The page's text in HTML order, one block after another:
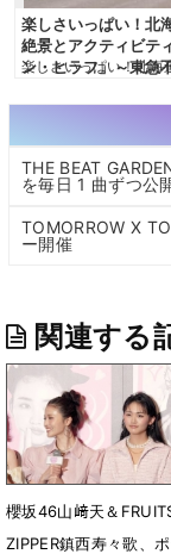
THE BEAT
を毎日 1 曲ずつ公
TOMORROW X
ー開催
関連する
櫻坂46山﨑天＆
ZIPPER鎮西寿々歌、